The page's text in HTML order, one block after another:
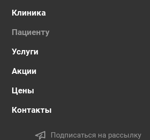
Клиника
Пациенту
Услуги
Акции
Цены
Контакты
Подписаться на рассылку